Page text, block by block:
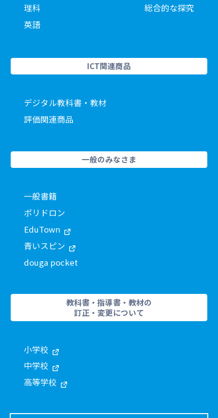
理科
英語
総合的な探究
ICT関連商品
デジタル教科書・教材
評価関連商品
一般のみなさま
一般書籍
ポリドロン
EduTown
青いスピン
douga pocket
教科書・指導書・教材の
訂正・変更について
小学校
中学校
高等学校